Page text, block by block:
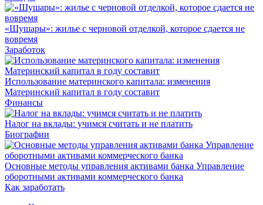
«Шушары»: жилье с черновой отделкой, которое сдается не
вовремя
Заработок
Использование материнского капитала: изменения
Материнский капитал в году составит
Финансы
Налог на вклады: учимся считать и не платить
Биографии
Основные методы управления активами банка Управление
оборотными активами коммерческого банка
Как заработать